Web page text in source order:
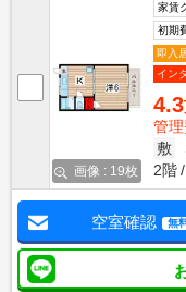
画像 : 19枚
家賃
初期
即入
イン
4.3
管
敷
2階
空室確認 無